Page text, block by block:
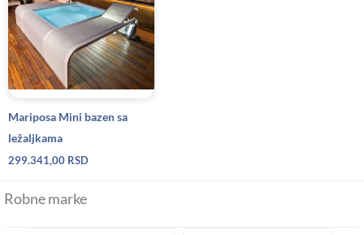
Mariposa Mini bazen sa
ležaljkama
299.341,00 RSD
Robne marke